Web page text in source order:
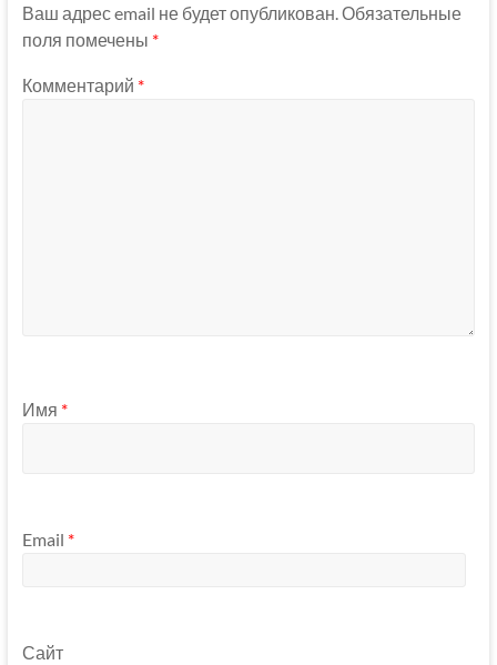
Ваш адрес email не будет опубликован. Обязательные
поля помечены *
Комментарий *
Имя *
Email *
Сайт